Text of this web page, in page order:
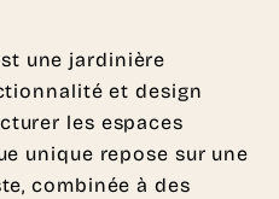
une jardinière
et design
les espaces
unique repose sur une
combinée à des